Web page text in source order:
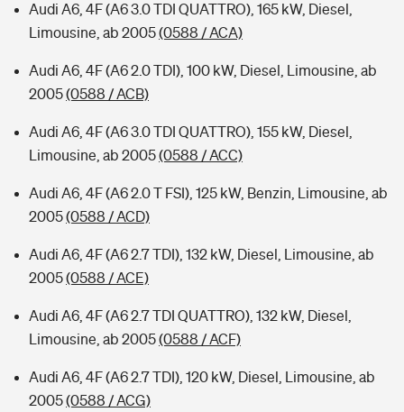
Audi A6, 4F (A6 3.0 TDI QUATTRO), 165 kW, Diesel,
Limousine, ab 2005(0588 / ACA)
Audi A6, 4F (A6 2.0 TDI), 100 kW, Diesel, Limousine, ab
2005(0588 / ACB)
Audi A6, 4F (A6 3.0 TDI QUATTRO), 155 kW, Diesel,
Limousine, ab 2005(0588 / ACC)
Audi A6, 4F (A6 2.0 T FSI), 125 kW, Benzin, Limousine, ab
2005(0588 / ACD)
Audi A6, 4F (A6 2.7 TDI), 132 kW, Diesel, Limousine, ab
2005(0588 / ACE)
Audi A6, 4F (A6 2.7 TDI QUATTRO), 132 kW, Diesel,
Limousine, ab 2005(0588 / ACF)
Audi A6, 4F (A6 2.7 TDI), 120 kW, Diesel, Limousine, ab
2005(0588 / ACG)